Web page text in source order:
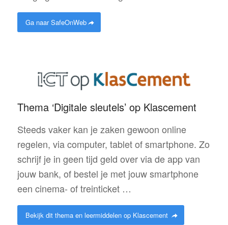
Ga naar SafeOnWeb
Thema ‘Digitale sleutels’ op Klascement
Steeds vaker kan je zaken gewoon online
regelen, via computer, tablet of smartphone. Zo
schrijf je in geen tijd geld over via de app van
jouw bank, of bestel je met jouw smartphone
een cinema- of treinticket …
Bekijk dit thema en leermiddelen op Klascement